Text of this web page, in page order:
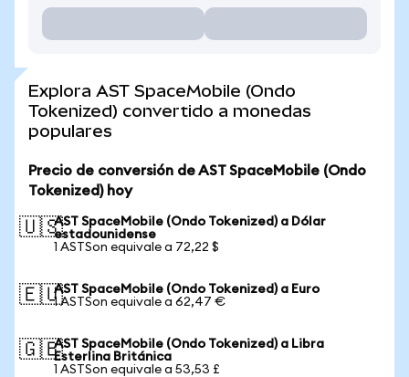
Explora AST SpaceMobile (Ondo
Tokenized) convertido a monedas
populares
Precio de conversión de AST SpaceMobile (Ondo
Tokenized) hoy
🇺🇸AST SpaceMobile (Ondo Tokenized) a Dólar
estadounidense
1 ASTSon equivale a 72,22 $
🇪🇺AST SpaceMobile (Ondo Tokenized) a Euro
1 ASTSon equivale a 62,47 €
🇬🇧AST SpaceMobile (Ondo Tokenized) a Libra
Esterlina Británica
1 ASTSon equivale a 53,53 £